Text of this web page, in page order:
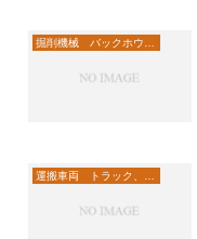
掘削機械 バックホウ、ショベル
運搬車両 トラック、点検車